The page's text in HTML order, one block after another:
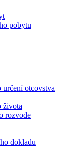
pobytu
určení otcovstva
života
rozvode
dokladu